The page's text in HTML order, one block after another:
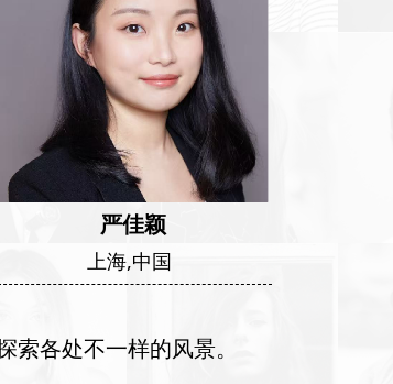
上海,中国
严佳颖
索各处不一样的风景。